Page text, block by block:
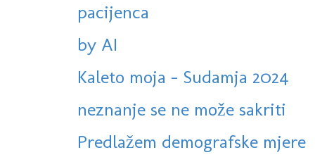
pacijenca
by AI
Kaleto moja - Sudamja 2024
neznanje se ne može sakriti
Predlažem demografske mjere